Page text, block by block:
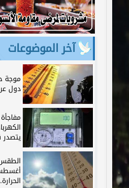
آخر الموضوعات
دول
يتصدر